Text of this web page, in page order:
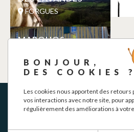
FORGUES
MARQUOS
BONJOUR,
DES COOKIES ?
Les cookies nous apportent des retours
vos interactions avec notre site, pour
régulièrement des améliorations à